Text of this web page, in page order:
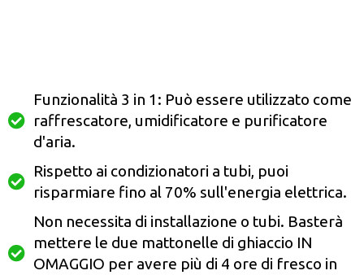
Funzionalità 3 in 1: Può essere utilizzato come
raffrescatore, umidificatore e purificatore
d'aria.
Rispetto ai condizionatori a tubi, puoi
risparmiare fino al 70% sull'energia elettrica.
Non necessita di installazione o tubi. Basterà
mettere le due mattonelle di ghiaccio IN
OMAGGIO per avere più di 4 ore di fresco in